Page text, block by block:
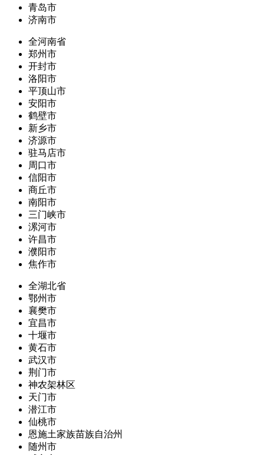
青岛市
济南市
全河南省
郑州市
开封市
洛阳市
平顶山市
安阳市
鹤壁市
新乡市
济源市
驻马店市
周口市
信阳市
商丘市
南阳市
三门峡市
漯河市
许昌市
濮阳市
焦作市
全湖北省
鄂州市
襄樊市
宜昌市
十堰市
黄石市
武汉市
荆门市
神农架林区
天门市
潜江市
仙桃市
恩施土家族苗族自治州
随州市